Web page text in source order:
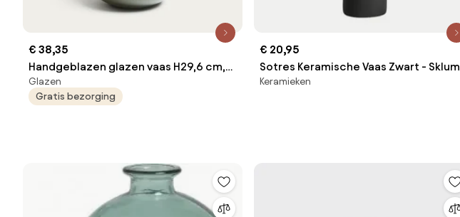
€ 38,35
Handgeblazen glazen vaas H29,6 cm,
Fysa
Glazen
Gratis bezorging
€ 20,95
Sotres Keramische Vaas Zwart - Sklum
Keramieken